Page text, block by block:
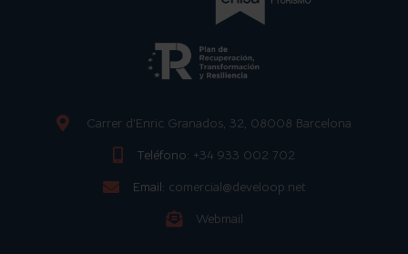
Carrer d'Enric Granados, 32, 08008 Barcelona
Teléfono: +34 933 002 702
Email: comercial@develoop.net
Webmail